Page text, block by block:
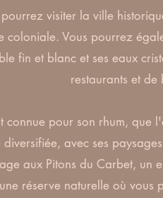
visiter la ville
coloniale. Vous pourrez
fin et blanc et ses eaux
restaurants et de
connue pour son rhum, que
avec ses
aux Pitons du Carbet, un
réserve naturelle où